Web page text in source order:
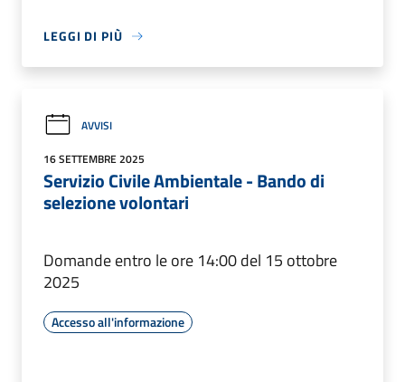
LEGGI DI PIÙ
AVVISI
16 SETTEMBRE 2025
Servizio Civile Ambientale - Bando di
selezione volontari
Domande entro le ore 14:00 del 15 ottobre
2025
Accesso all'informazione